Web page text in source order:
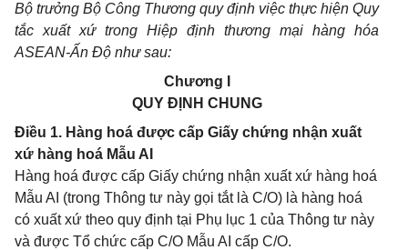
Bộ trưởng Bộ Công Thương quy định việc thực hiện Quy
tắc xuất xứ trong Hiệp định thương mại hàng hóa
ASEAN-Ấn Độ như sau:
Chương I
QUY ĐỊNH CHUNG
Điều 1. Hàng hoá được cấp Giấy chứng nhận xuất
xứ hàng hoá Mẫu AI
Hàng hoá được cấp Giấy chứng nhận xuất xứ hàng hoá
Mẫu AI (trong Thông tư này gọi tắt là C/O) là hàng hoá
có xuất xứ theo quy định tại Phụ lục 1 của Thông tư này
và được Tổ chức cấp C/O Mẫu AI cấp C/O.